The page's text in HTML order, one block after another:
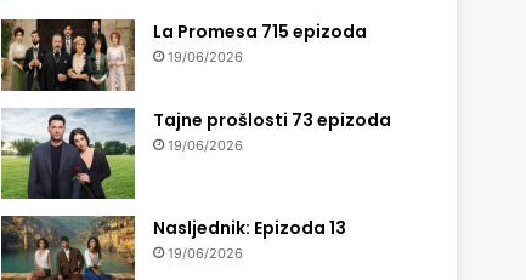
La Promesa 715 epizoda
19/06/2026
Tajne prošlosti 73 epizoda
19/06/2026
Nasljednik: Epizoda 13
19/06/2026